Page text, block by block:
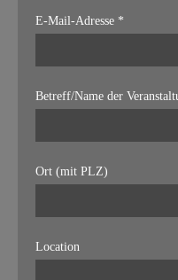
E-Mail-Adresse *
Betreff/Name der
Ort (mit PLZ)
Location